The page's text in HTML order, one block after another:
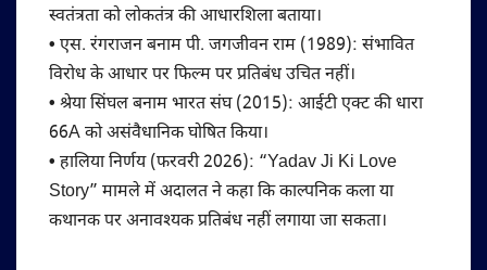
स्वतंत्रता को लोकतंत्र की आधारशिला बताया।
• एस. रंगराजन बनाम पी. जगजीवन राम (1989): संभावित
विरोध के आधार पर फिल्म पर प्रतिबंध उचित नहीं।
• श्रेया सिंघल बनाम भारत संघ (2015): आईटी एक्ट की धारा
66A को असंवैधानिक घोषित किया।
• हालिया निर्णय (फरवरी 2026): “Yadav Ji Ki Love
Story” मामले में अदालत ने कहा कि काल्पनिक कला या
कथानक पर अनावश्यक प्रतिबंध नहीं लगाया जा सकता।